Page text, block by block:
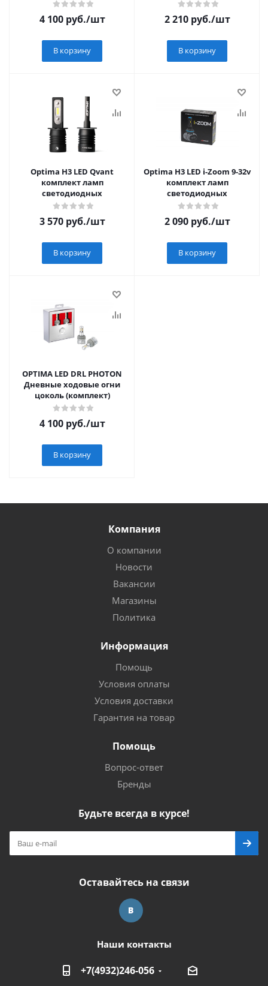
4 100руб./шт
В корзину
2 210руб./шт
В корзину
Optima H3 LED Qvant
комплект ламп
светодиодных
3 570руб./шт
В корзину
Optima H3 LED i-Zoom 9-32v
комплект ламп
светодиодных
2 090руб./шт
В корзину
OPTIMA LED DRL PHOTON
Дневные ходовые огни
цоколь (комплект)
4 100руб./шт
В корзину
Компания
О компании
Новости
Вакансии
Магазины
Политика
Информация
Помощь
Условия оплаты
Условия доставки
Гарантия на товар
Помощь
Вопрос-ответ
Бренды
Будьте всегда в курсе!
Оставайтесь на связи
Наши контакты
+7(4932)246-056